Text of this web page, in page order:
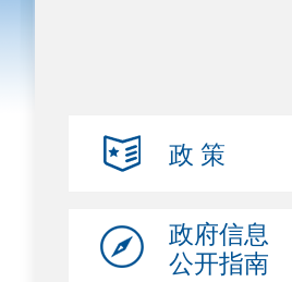
政 策
政府信息
公开指南